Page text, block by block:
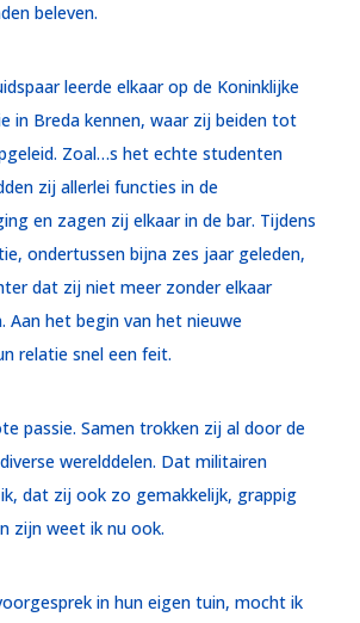
beleven.
leerde elkaar op de Koninklijke
in Breda kennen, waar zij beiden tot
Zoal…s het echte studenten
zij allerlei functies in de
en zagen zij elkaar in de bar. Tijdens
ondertussen bijna zes jaar geleden,
dat zij niet meer zonder elkaar
Aan het begin van het nieuwe
relatie snel een feit.
passie. Samen trokken zij al door de
werelddelen. Dat militairen
dat zij ook zo gemakkelijk, grappig
zijn weet ik nu ook.
in hun eigen tuin, mocht ik